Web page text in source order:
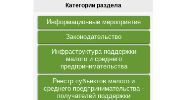
Категории раздела
Информационные мероприятия
Законодательство
Инфраструктура поддержки
малого и среднего
предпринимательства
Реестр субъектов малого и
среднего предпринимательства -
получателей поддержки